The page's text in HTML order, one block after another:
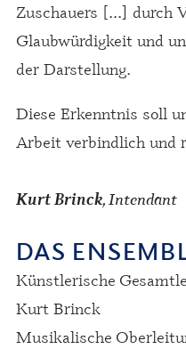
Zuschauers [...] durch
Glaubwürdigkeit und
der Darstellung.
Diese Erkenntnis soll
Arbeit verbindlich und
Kurt Brinck, Intendant
DAS
Künstlerische
Kurt Brinck
Musikalische